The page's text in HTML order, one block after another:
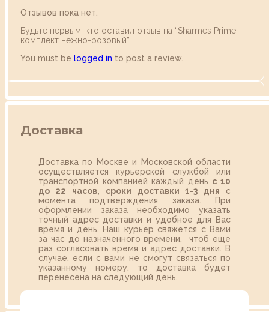
Отзывов пока нет.
Будьте первым, кто оставил отзыв на “Sharmes Prime
комплект нежно-розовый”
You must be logged in to post a review.
Доставка
Доставка по Москве и Московской области
осуществляется курьерской службой или
транспортной компанией каждый день с 10
до 22 часов,
сроки доставки 1-3 дня с
момента подтверждения заказа. При
оформлении заказа необходимо указать
точный адрес доставки и удобное для Вас
время и день. Наш курьер свяжется с Вами
за час до назначенного времени, чтоб еще
раз согласовать время и адрес доставки. В
случае, если с вами не смогут связаться по
указанному номеру, то доставка будет
перенесена на следующий день.